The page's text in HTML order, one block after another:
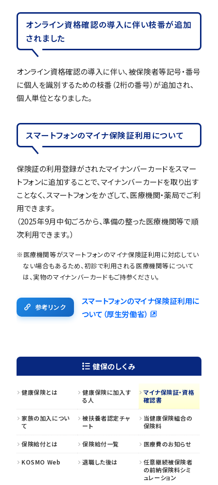
オンライン資格確認の導入に伴い枝番が追加
されました
オンライン資格確認の導入に伴い、被保険者等記号・番号
に個人を識別するための枝番（2桁の番号）が追加され、
個人単位となりました。
スマートフォンのマイナ保険証利用について
保険証の利用登録がされたマイナンバーカードをスマー
トフォンに追加することで、マイナンバーカードを取り出す
ことなく、スマートフォンをかざして、医療機関・薬局でご利
用できます。
（2025年9月中旬ごろから、準備の整った医療機関等で順
次利用できます。）
※医療機関等がスマートフォンのマイナ保険証利用に対応してい
ない場合もあるため、初診で利用される医療機関等について
は、実物のマイナンバーカードもご持参ください。
参考リンク
スマートフォンのマイナ保険証利用に
ついて（厚生労働省）
健保のしくみ
健康保険とは
健康保険に加入す
る人
マイナ保険証・資格
確認書
家族の加入につい
て
被扶養者認定チャ
ート
当健康保険組合の
保険料
保険給付とは 保険給付一覧 医療費のお知らせ
KOSMO Web 退職した後は
任意継続被保険者
の前納保険料シミ
ュレーション